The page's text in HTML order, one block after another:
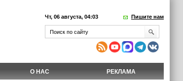
Чт, 06 августа, 04:03 Пишите нам
О НАС РЕКЛАМА